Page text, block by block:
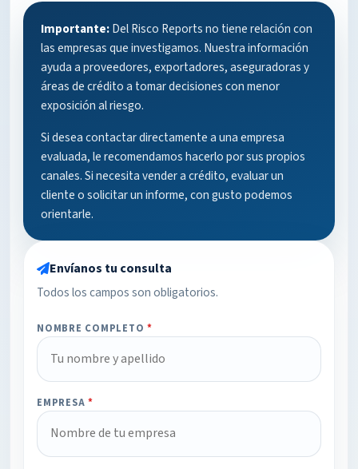
Importante:Del Risco Reports no tiene relación con
las empresas que investigamos. Nuestra información
ayuda a proveedores, exportadores, aseguradoras y
áreas de crédito a tomar decisiones con menor
exposición al riesgo.
Si desea contactar directamente a una empresa
evaluada, le recomendamos hacerlo por sus propios
canales. Si necesita vender a crédito, evaluar un
cliente o solicitar un informe, con gusto podemos
orientarle.
Envíanos tu consulta
Todos los campos son obligatorios.
NOMBRE COMPLETO *
EMPRESA *